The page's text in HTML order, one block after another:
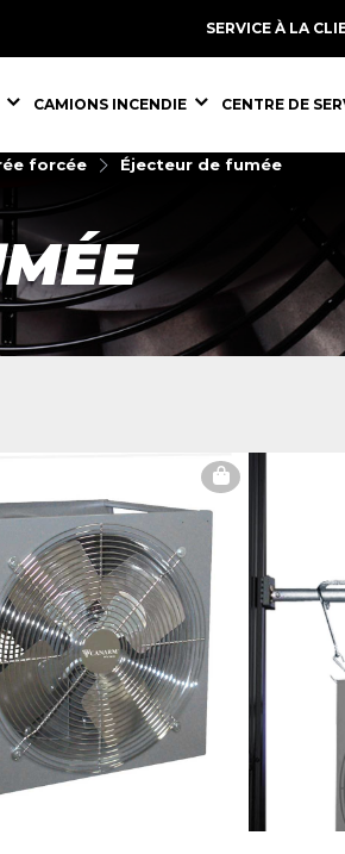
SERVICE À LA
ÉQUIPEMENTS,
CAMIONS INCENDIE ÉQUIPEMENTS,
CENTRE DE
forcée Éjecteur de fumée